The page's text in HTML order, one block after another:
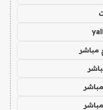
مباشر